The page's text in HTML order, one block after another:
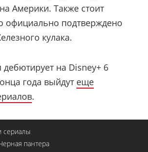
Америки. Также стоит
официально подтверждено
кулака.
дебютирует на Disney+ 6
года выйдут еще
.
сериалы
пантера